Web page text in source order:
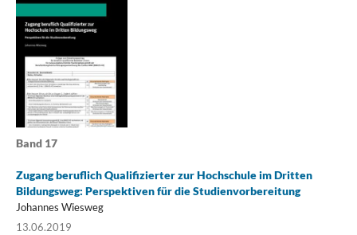
Band 17
Zugang beruflich Qualifizierter zur Hochschule im Dritten
Bildungsweg: Perspektiven für die Studienvorbereitung
Johannes Wiesweg
13.06.2019